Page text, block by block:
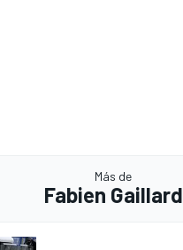
Más de
Fabien Gaillard